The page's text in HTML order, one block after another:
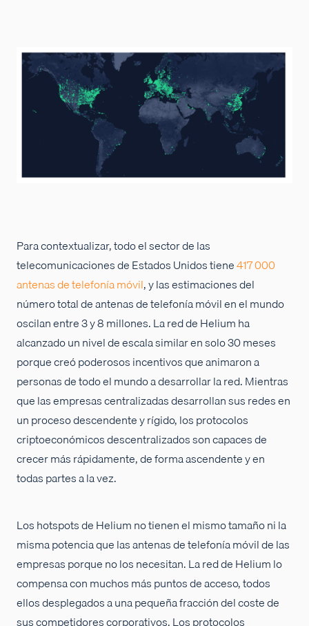
Para contextualizar, todo el sector de las
telecomunicaciones de Estados Unidos tiene417 000
antenas de telefonía móvil, y las estimaciones del
número total de antenas de telefonía móvil en el mundo
oscilan entre 3 y 8 millones. La red de Helium ha
alcanzado un nivel de escala similar en solo 30 meses
porque creó poderosos incentivos que animaron a
personas de todo el mundo a desarrollar la red. Mientras
que las empresas centralizadas desarrollan sus redes en
un proceso descendente y rígido, los protocolos
criptoeconómicos descentralizados son capaces de
crecer más rápidamente, de forma ascendente y en
todas partes a la vez.
Los hotspots de Helium no tienen el mismo tamaño ni la
misma potencia que las antenas de telefonía móvil de las
empresas porque no los necesitan. La red de Helium lo
compensa con muchos más puntos de acceso, todos
ellos desplegados a una pequeña fracción del coste de
sus competidores corporativos. Los protocolos